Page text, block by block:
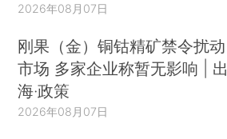
2026年08月07日
刚果（金）铜钴精矿禁令扰动
市场 多家企业称暂无影响 | 出
海·政策
2026年08月07日